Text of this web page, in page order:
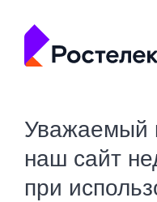
Уважаемый
наш сайт
при